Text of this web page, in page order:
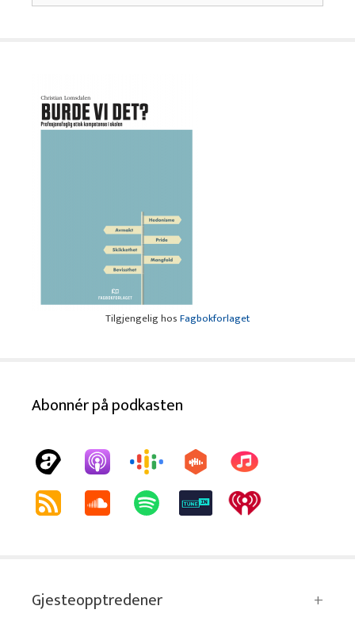
Tilgjengelig hosFagbokforlaget
Abonnér på podkasten
Gjesteopptredener